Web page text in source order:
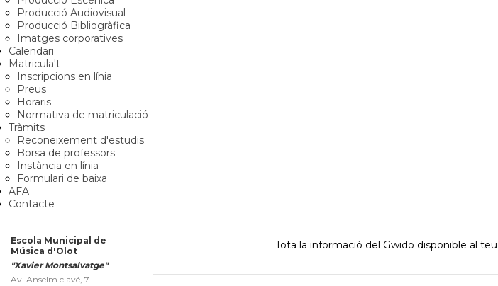
Producció Audiovisual
Producció Bibliogràfica
Imatges corporatives
Calendari
Matricula't
Inscripcions en línia
Preus
Horaris
Normativa de matriculació
Tràmits
Reconeixement d'estudis
Borsa de professors
Instància en línia
Formulari de baixa
AFA
Contacte
Escola Municipal de
Música d'Olot
"Xavier Montsalvatge"
Av. Anselm clavé, 7
Tota la informació del Gwido disponible al